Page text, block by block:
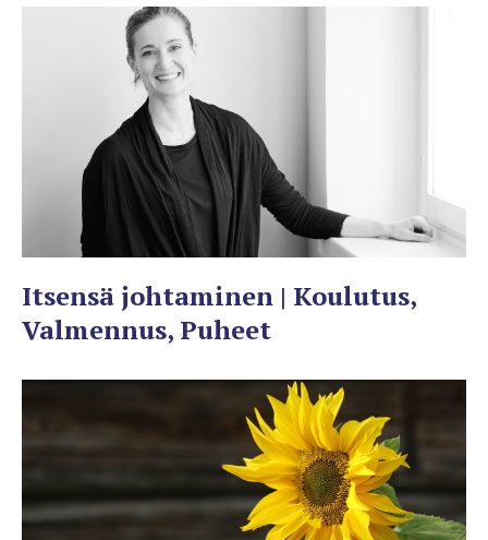
Itsensä johtaminen | Koulutus,
Valmennus, Puheet